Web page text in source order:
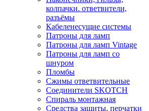
колпачки. ответвители,
разъёмы
Кабеленесущие системы
Патроны для ламп
Патроны для ламп Vintage
Патроны для ламп со
шнуром
Пломбы
Сжимы ответвительные
Соединители SKOTCH
Спираль монтажная
Средства защиты, перчатки